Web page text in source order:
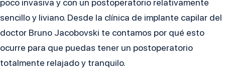
poco invasiva y con un postoperatorio relativamente
sencillo y liviano. Desde la clínica de implante capilar del
doctor Bruno Jacobovski te contamos por qué esto
ocurre para que puedas tener un postoperatorio
totalmente relajado y tranquilo.